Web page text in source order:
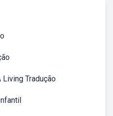
Living Tradução